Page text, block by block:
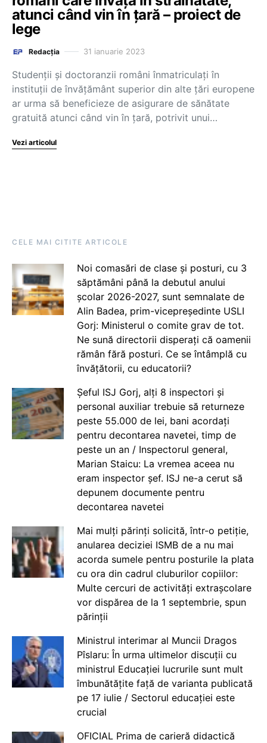
atunci când vin în țară – proiect de
lege
Redacția 31 ianuarie 2023
Studenții și doctoranzii români înmatriculați în
instituții de învățământ superior din alte țări europene
ar urma să beneficieze de asigurare de sănătate
gratuită atunci când vin în țară, potrivit unui…
Vezi articolul
CELE MAI CITITE ARTICOLE
Noi comasări de clase și posturi, cu 3
săptămâni până la debutul anului
școlar 2026-2027, sunt semnalate de
Alin Badea, prim-vicepreședinte USLI
Gorj: Ministerul o comite grav de tot.
Ne sună directorii disperați că oamenii
rămân fără posturi. Ce se întâmplă cu
învățătorii, cu educatorii?
Șeful ISJ Gorj, alți 8 inspectori și
personal auxiliar trebuie să returneze
peste 55.000 de lei, bani acordați
pentru decontarea navetei, timp de
peste un an / Inspectorul general,
Marian Staicu: La vremea aceea nu
eram inspector șef. ISJ ne-a cerut să
depunem documente pentru
decontarea navetei
Mai mulți părinți solicită, într-o petiție,
anularea deciziei ISMB de a nu mai
acorda sumele pentru posturile la plata
cu ora din cadrul cluburilor copiilor:
Multe cercuri de activități extrașcolare
vor dispărea de la 1 septembrie, spun
părinții
Ministrul interimar al Muncii Dragos
Pîslaru: În urma ultimelor discuții cu
ministrul Educației lucrurile sunt mult
îmbunătățite față de varianta publicată
pe 17 iulie / Sectorul educației este
crucial
OFICIAL Prima de carieră didactică